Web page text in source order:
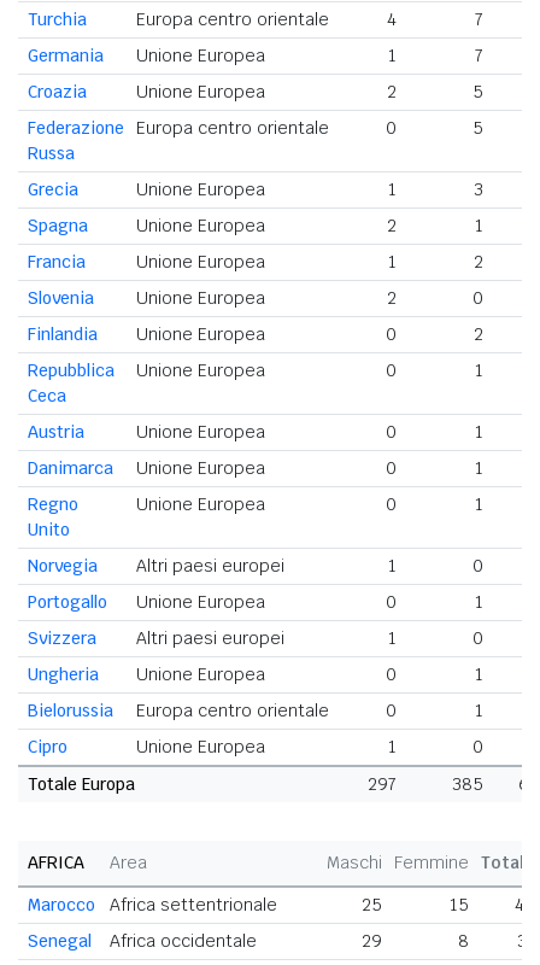
Turchia Europa centro orientale 4 7
Germania
Unione Europea 1 7
Croazia
Unione Europea 2
5
Federazione
Russa
Europa centro orientale 0 5
Grecia Unione Europea 1
3
Spagna
Unione Europea 2
1
Francia
Unione Europea 1
2
Slovenia
Unione Europea 2
0
Finlandia
Unione Europea 0
2
Repubblica
Ceca
Unione Europea 0 1
Austria Unione Europea 0
1
Danimarca
Unione Europea 0
1
Regno
Unito
Unione Europea 0 1
Norvegia Altri paesi europei 1
0
Portogallo
Unione Europea 0
1
Svizzera
Altri paesi europei 1
0
Ungheria
Unione Europea 0
1
Bielorussia
Europa centro orientale 0
1
Cipro
Unione Europea 1
0
Totale Europa
297 385
AFRICA Area Maschi Femmine
Totale
Marocco
Africa settentrionale 25 15
40
Senegal
Africa occidentale 29 8
37